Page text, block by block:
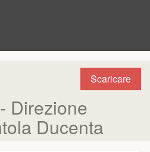
Scaricare
Direzione
Ducenta